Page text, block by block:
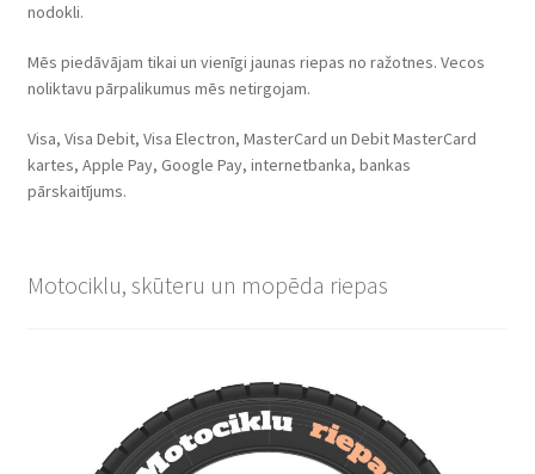
nodokli.
Mēs piedāvājam tikai un vienīgi jaunas riepas no ražotnes. Vecos
noliktavu pārpalikumus mēs netirgojam.
Visa, Visa Debit, Visa Electron, MasterCard un Debit MasterCard
kartes, Apple Pay, Google Pay, internetbanka, bankas
pārskaitījums.
Motociklu, skūteru un mopēda riepas